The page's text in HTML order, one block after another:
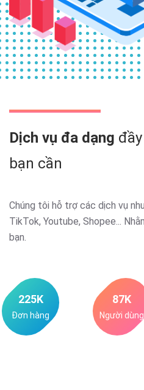
Dịch vụ đa dạng
bạn cần
Chúng tôi hỗ trợ các dịch vụ
TikTok, Youtube, Shopee...
bạn.
225K
Đơn hàng
87K
Người dùng